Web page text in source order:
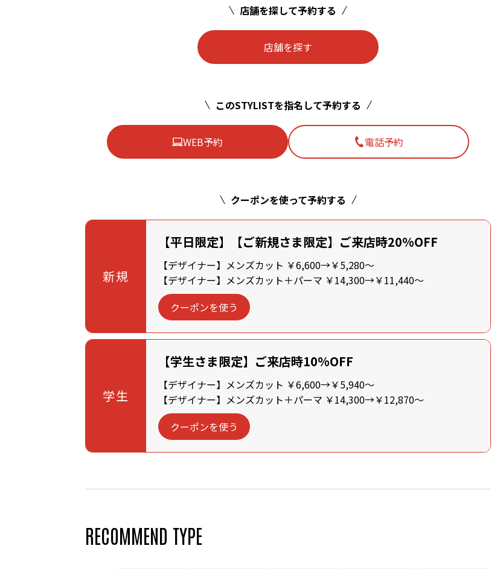
店舗を探して予約する
店舗を探す
このSTYLISTを指名して予約する
WEB予約 電話予約
クーポンを使って予約する
新規
【平日限定】【ご新規さま限定】ご来店時20%OFF
【デザイナー】メンズカット ￥6,600→￥5,280～
【デザイナー】メンズカット＋パーマ ￥14,300→￥11,440～
クーポンを使う
学生
【学生さま限定】ご来店時10%OFF
【デザイナー】メンズカット ￥6,600→￥5,940～
【デザイナー】メンズカット＋パーマ ￥14,300→￥12,870～
クーポンを使う
RECOMMEND TYPE